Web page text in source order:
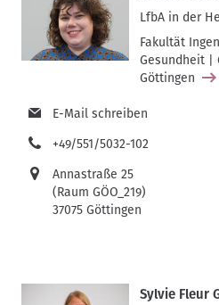
LfbA in der
Fakultät
Gesundheit |
Göttingen
E-Mail schreiben
+49/551/5032-102
Annastraße 25
(Raum GÖO_219)
37075 Göttingen
Sylvie Fleur